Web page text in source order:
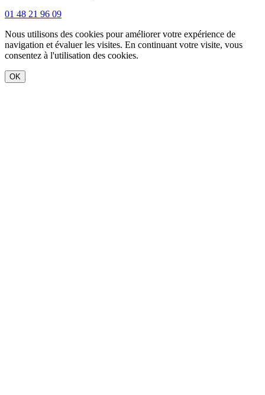
01 48 21 96 09
Nous utilisons des cookies pour améliorer votre expérience de
navigation et évaluer les visites. En continuant votre visite, vous
consentez à l'utilisation des cookies.
OK